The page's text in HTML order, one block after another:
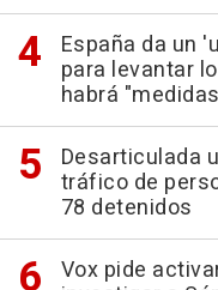
España da un
para levantar
habrá
Desarticulada
tráfico de
78 detenidos
Vox pide